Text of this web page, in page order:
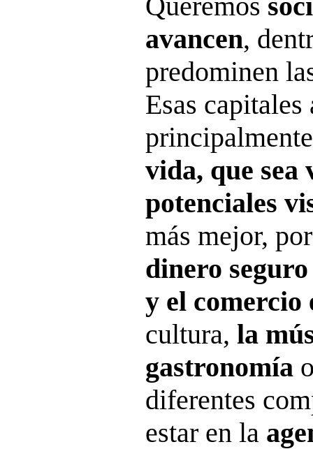
avancen,
predominen
Esas capitales
vida, que sea
potenciales
más mejor,
dinero
y el comercio
cultura, la
gastronomía
diferentes
estar en la